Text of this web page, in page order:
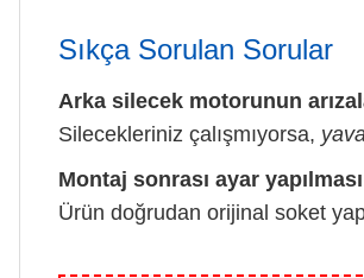
Sıkça Sorulan Sorular
Arka silecek motorunun
Silecekleriniz çalışmıyorsa,
Montaj sonrası ayar
Ürün doğrudan orijinal soket